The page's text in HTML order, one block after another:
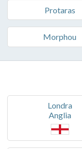
Protaras
Morphou
Londra
Anglia